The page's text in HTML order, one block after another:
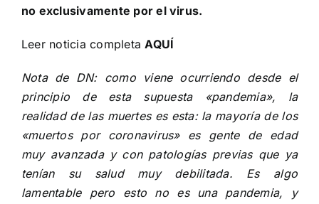
no exclusivamente por el virus.
Leer noticia completaAQUÍ
Nota de DN: como viene ocurriendo desde el
principio de esta supuesta «pandemia», la
realidad de las muertes es esta: la mayoría de los
«muertos por coronavirus» es gente de edad
muy avanzada y con patologías previas que ya
tenían su salud muy debilitada. Es algo
lamentable pero esto no es una pandemia, y